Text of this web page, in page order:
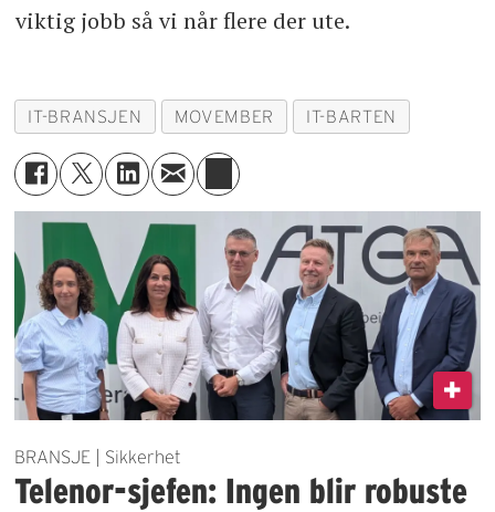
viktig jobb så vi når flere der ute.
IT-BRANSJEN MOVEMBER IT-BARTEN
BRANSJE | Sikkerhet
Telenor-sjefen: Ingen blir robuste